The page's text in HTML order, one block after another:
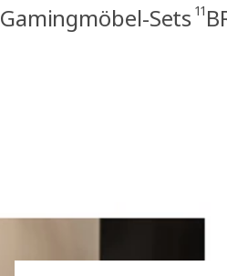
Gamingmöbel-Sets 11